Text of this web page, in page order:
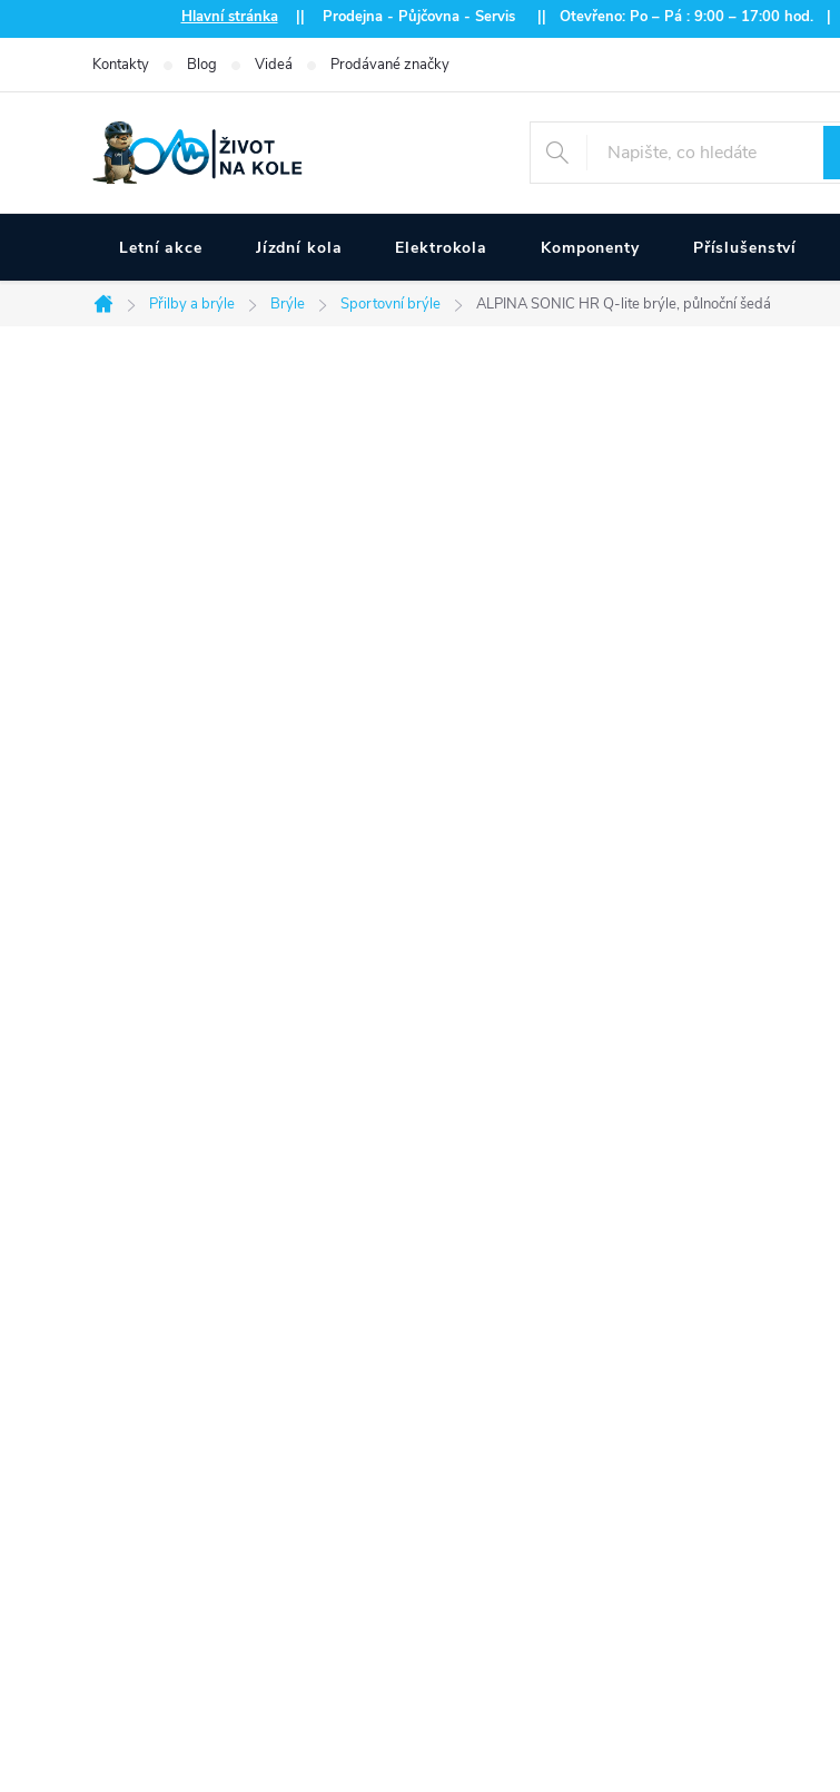
na
Hlavní stránka|| Prodejna - Půjčovna - Servis || Otevřeno: Po – Pá : 9:00 – 17:00 hod. |
Kontakty Blog Videá Prodávané značky
Letní akce Jízdní kola Elektrokola Komponenty Příslušenství
Domů
Přilby a brýle Brýle Sportovní brýle ALPINA SONIC HR Q-lite brýle, půlnoční šedá